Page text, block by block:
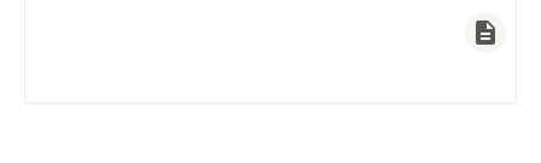
description